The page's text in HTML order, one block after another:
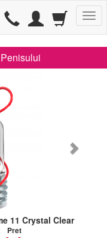
TG
11 Crystal Clear
Pret